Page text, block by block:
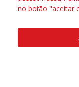
no botão "aceitar